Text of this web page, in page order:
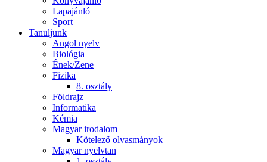
Lapajánló
Sport
Tanuljunk
Angol nyelv
Biológia
Ének/Zene
Fizika
8. osztály
Földrajz
Informatika
Kémia
Magyar irodalom
Kötelező olvasmányok
Magyar nyelvtan